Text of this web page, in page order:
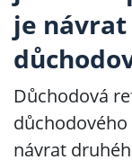
je
Důchodová
návrat